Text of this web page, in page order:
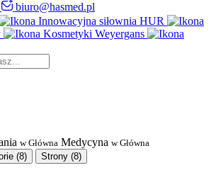
biuro@hasmed.pl
Innowacyjna siłownia HUR
Kosmetyki Weyergans
w Główna Medycyna w Główna
(8) Strony (8)